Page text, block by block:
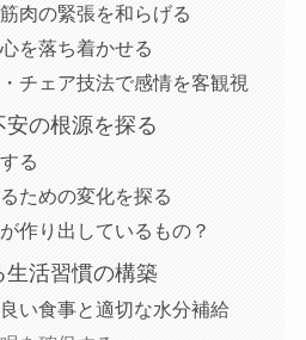
肉の緊張を和らげる
を落ち着かせる
チェア技法で感情を客観視
の根源を探る
る
ための変化を探る
作り出しているもの？
活習慣の構築
い食事と適切な水分補給